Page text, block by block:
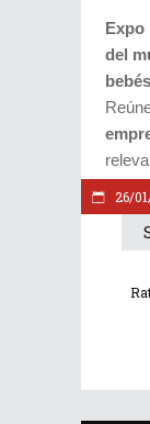
26/
Expo
del
bebés